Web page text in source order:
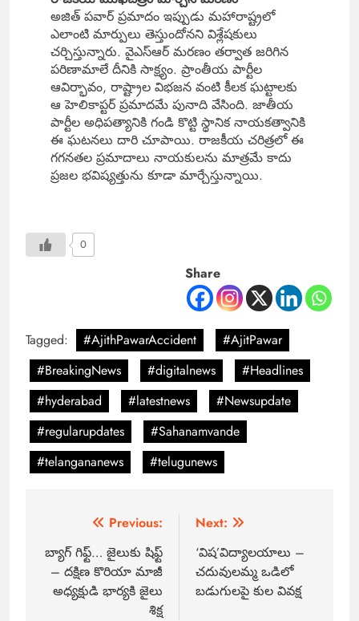
అజిత్ పవార్ ప్రమాదం ఇప్పుడు మహారాష్ట్రలో
ఎలాంటి మార్పులు తెస్తుందోనని విశ్లేషకులు
చర్చిస్తున్నారు. వైఎస్ఆర్ మరణం తర్వాత జరిగిన
పరిణామాలే దీనికి సాక్ష్యం. ప్రాంతీయ పార్టీల
ఆవిర్భావం, రాష్ట్రాల విభజన వంటి కీలక ఘట్టాలకు
ఆ హెలికాప్టర్ ప్రమాదమే పునాది వేసింది. జాతీయ
పార్టీల అధిపత్యానికి గండి కొట్టి స్థానిక నాయకత్వానికి
ఈ ఘటనలు దారి చూపాయి. రాజకీయ చరిత్రలో ఈ
గగనతల ప్రమాదాలు నాయకులను మాత్రమే కాదు
ప్రజల భవిష్యత్తును కూడా మార్చేస్తున్నాయి.
0
Share
Tagged: #AjithPawarAccident
#AjitPawar
#BreakingNews
#digitalnews
#Headlines
#hyderabad
#latestnews
#Newsupdate
#regularupdates
#Sahanamvande
#telangananews
#telugunews
Previous:
బ్యాగ్ గిఫ్ట్… జైలుకు షిఫ్ట్
– దక్షిణ కొరియా మాజీ
అధ్యక్షుడి భార్యకి జైలు
శిక్ష
Next:
‘విష’విద్యాలయాలు –
చదువులమ్మ ఒడిలో
బడుగులపై కుల వివక్ష